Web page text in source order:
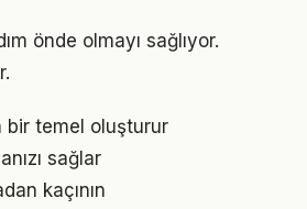
önde olmayı sağlıyor.
bir temel oluşturur
sağlar
kaçının